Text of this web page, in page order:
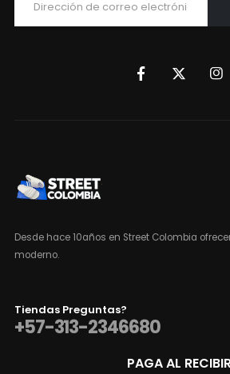
Desde hace 10años en Street Colombia
moderno.
Tiendas Preguntas?
+57-313-2346680
PAGA AL